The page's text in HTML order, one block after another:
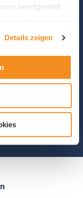
bereitgestellt
Details zeigen
/ Stv. Direktor